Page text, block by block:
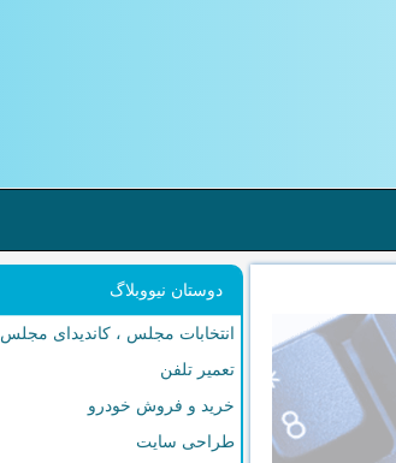
دوستان نیووبلاگ
انتخابات مجلس ، کاندیدای مجلس
تعمیر تلفن
خرید و فروش خودرو
طراحی سایت